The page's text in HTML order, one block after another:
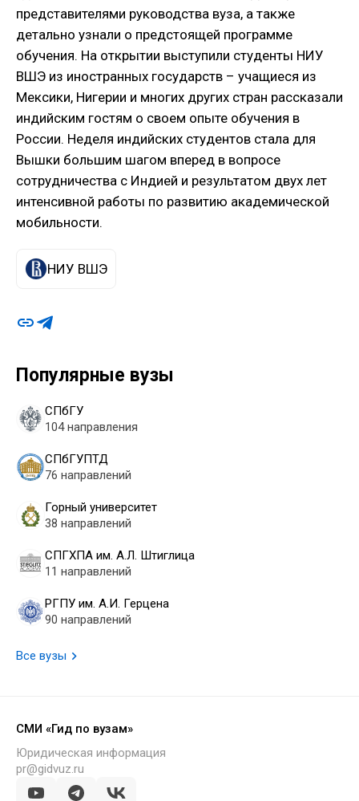
Популярные вузы
СПбГУ
104 направления
СПбГУПТД
76 направлений
Горный университет
38 направлений
СПГХПА им. А.Л. Штиглица
11 направлений
РГПУ им. А.И. Герцена
90 направлений
Все вузы
представителями руководства вуза, а также
детально узнали о предстоящей программе
обучения. На открытии выступили студенты НИУ
ВШЭ из иностранных государств – учащиеся из
Мексики, Нигерии и многих других стран рассказали
индийским гостям о своем опыте обучения в
России. Неделя индийских студентов стала для
Вышки большим шагом вперед в вопросе
сотрудничества с Индией и результатом двух лет
интенсивной работы по развитию академической
мобильности.
НИУ ВШЭ
СМИ «Гид по вузам»
Юридическая информация
pr@gidvuz.ru